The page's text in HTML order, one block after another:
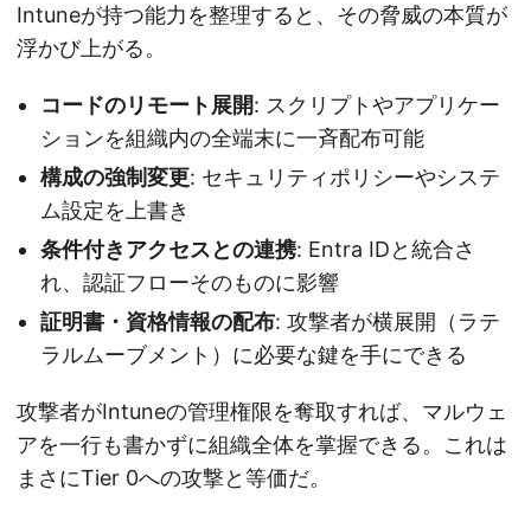
Intuneが持つ能力を整理すると、その脅威の本質が
浮かび上がる。
コードのリモート展開: スクリプトやアプリケー
ションを組織内の全端末に一斉配布可能
構成の強制変更: セキュリティポリシーやシステ
ム設定を上書き
条件付きアクセスとの連携: Entra IDと統合さ
れ、認証フローそのものに影響
証明書・資格情報の配布: 攻撃者が横展開（ラテ
ラルムーブメント）に必要な鍵を手にできる
攻撃者がIntuneの管理権限を奪取すれば、マルウェ
アを一行も書かずに組織全体を掌握できる。これは
まさにTier 0への攻撃と等価だ。